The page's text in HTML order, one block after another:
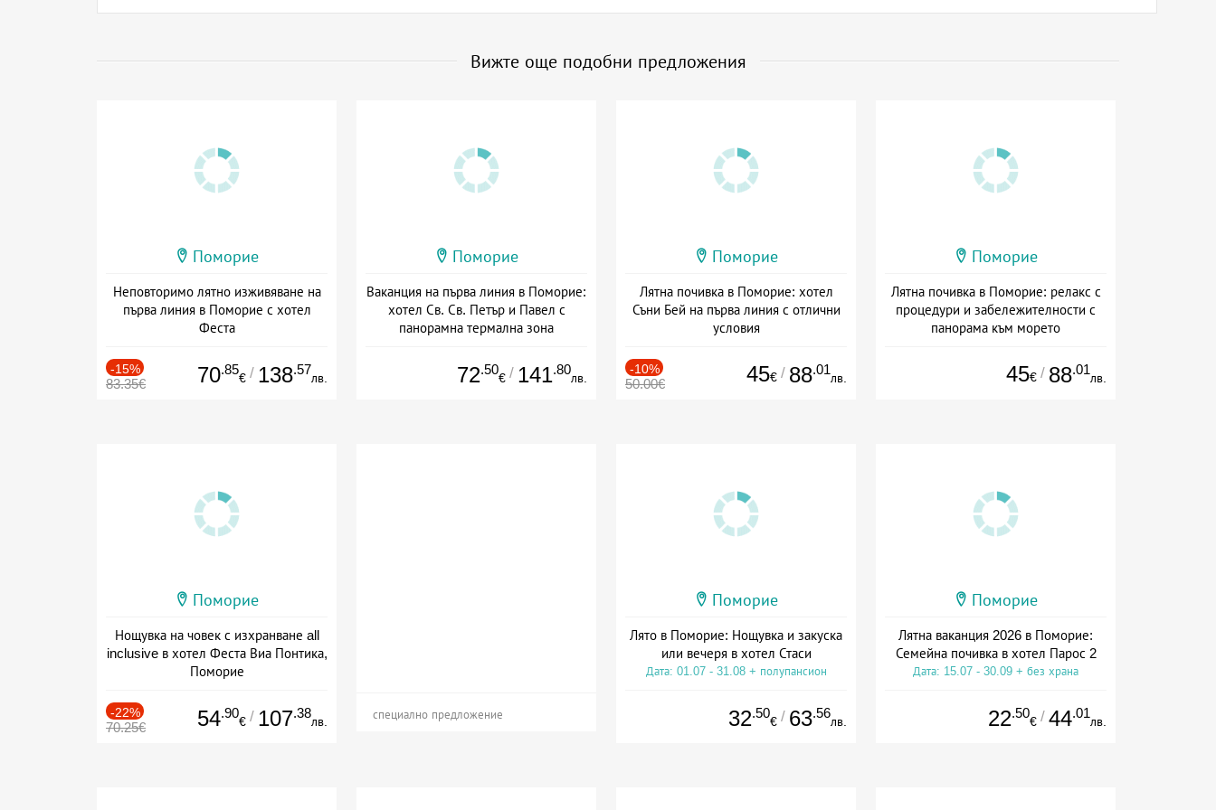
Вижте още подобни предложения
Поморие
Неповторимо лятно изживяване на
първа линия в Поморие с хотел
Феста
-15%
83.35€ 70.85
€ / 138.57
лв.
Поморие
Ваканция на първа линия в Поморие:
хотел Св. Св. Петър и Павел с
панорамна термална зона
72.50
€ / 141.80
лв.
Поморие
Лятна почивка в Поморие: хотел
Съни Бей на първа линия с отлични
условия
-10%
50.00€ 45€ / 88.01
лв.
Поморие
Лятна почивка в Поморие: релакс с
процедури и забележителности с
панорама към морето
45€ / 88.01
лв.
Поморие
Нощувка на човек с изхранване all
inclusive в хотел Феста Виа Понтика,
Поморие
-22%
70.25€ 54.90
€ / 107.38
лв. специално предложение
Поморие
Лято в Поморие: Нощувка и закуска
или вечеря в хотел Стаси
Дата: 01.07 - 31.08 + полупансион
32.50
€ / 63.56
лв.
Поморие
Лятна ваканция 2026 в Поморие:
Семейна почивка в хотел Парос 2
Дата: 15.07 - 30.09 + без храна
22.50
€ / 44.01
лв.